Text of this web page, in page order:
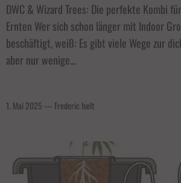
DWC & Wizard Trees: Die perfekte Kombi
Ernten Wer sich schon länger mit Indoor
beschäftigt, weiß: Es gibt viele Wege zur
aber nur wenige...
1. Mai 2025 — Frederic Iselt